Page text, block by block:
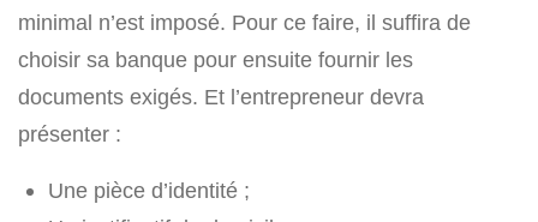
minimal n’est imposé. Pour ce faire, il suffira de
choisir sa banque pour ensuite fournir les
documents exigés. Et l’entrepreneur devra
présenter :
Une pièce d’identité ;